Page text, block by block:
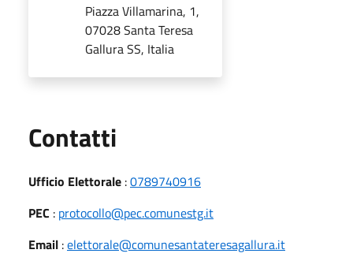
Piazza Villamarina, 1,
07028 Santa Teresa
Gallura SS, Italia
Contatti
Ufficio Elettorale :0789740916
PEC : protocollo@pec.comunestg.it
Email :elettorale@comunesantateresagallura.it